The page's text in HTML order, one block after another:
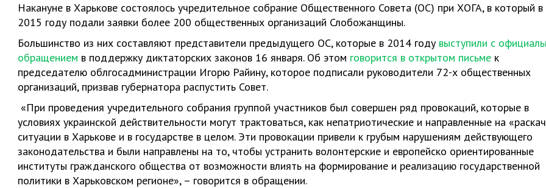
Накануне в Харькове состоялось учредительное собрание Общественного Совета (ОС) при ХОГА, в который в
2015 году подали заявки более 200 общественных организаций Слобожанщины.
Большинство из них составляют представители предыдущего ОС, которые в 2014 году выступили с
обращением в поддержку диктаторских законов 16 января. Об этом говорится в открытом письме к
председателю облгосадминистрации Игорю Райину, которое подписали руководители 72-х общественных
организаций, призвав губернатора распустить Совет.
«При проведения учредительного собрания группой участников был совершен ряд провокаций, которые в
условиях украинской действительности могут трактоваться, как непатриотические и направленные на
ситуации в Харькове и в государстве в целом. Эти провокации привели к грубым нарушениям действующего
законодательства и были направлены на то, чтобы устранить волонтерские и европейско ориентированные
институты гражданского общества от возможности влиять на формирование и реализацию государственной
политики в Харьковском регионе», – говорится в обращении.